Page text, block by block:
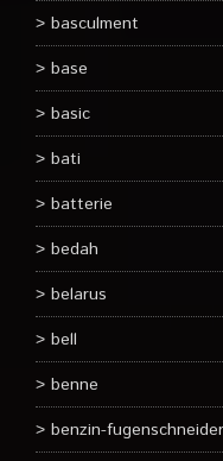
basculment
base
basic
bati
batterie
bedah
belarus
bell
benne
benzin-fugenschneider